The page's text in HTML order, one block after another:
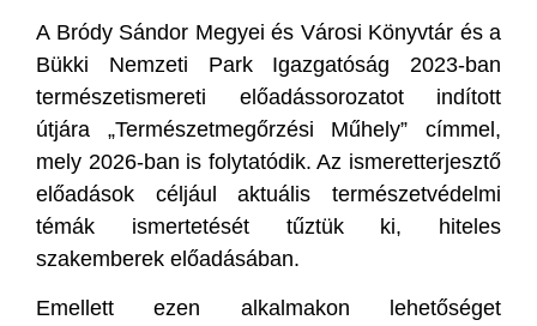
A Bródy Sándor Megyei és Városi Könyvtár és a
Bükki Nemzeti Park Igazgatóság 2023-ban
természetismereti előadássorozatot indított
útjára „Természetmegőrzési Műhely” címmel,
mely 2026-ban is folytatódik. Az ismeretterjesztő
előadások céljául aktuális természetvédelmi
témák ismertetését tűztük ki, hiteles
szakemberek előadásában.
Emellett ezen alkalmakon lehetőséget